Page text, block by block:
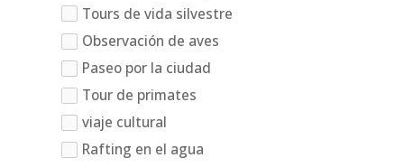
Tours de vida silvestre
Observación de aves
Paseo por la ciudad
Tour de primates
viaje cultural
Rafting en el agua